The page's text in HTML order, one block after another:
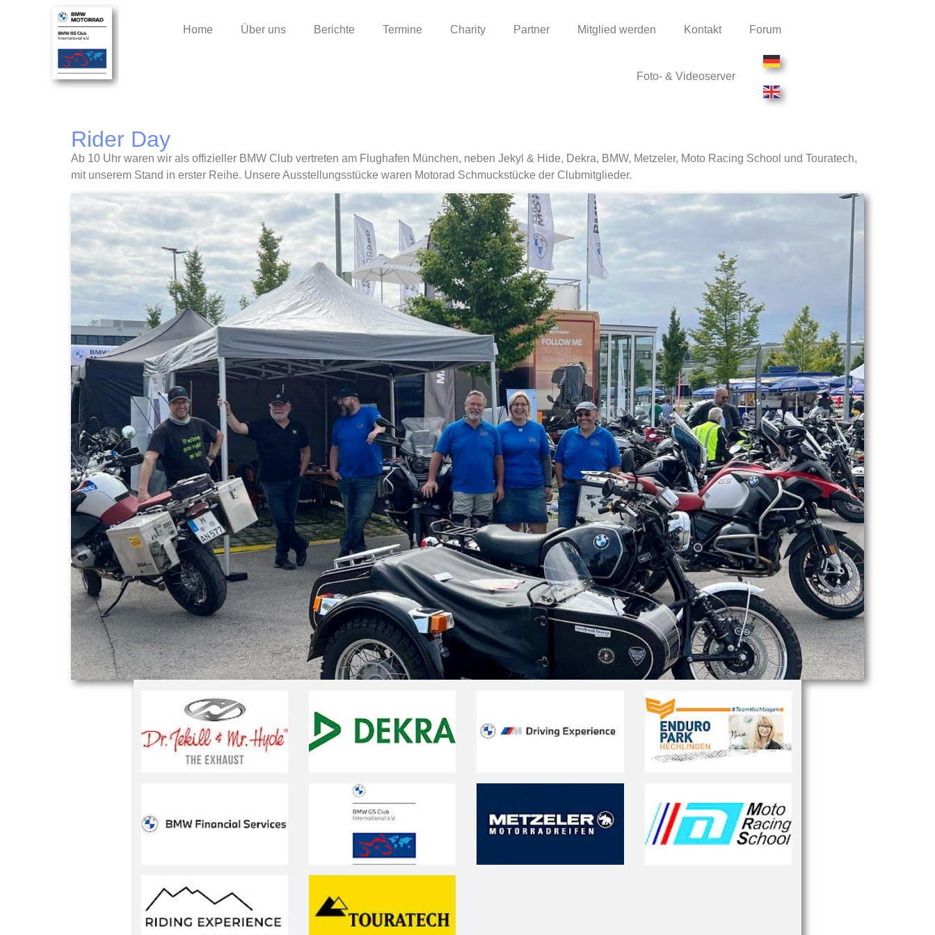
Home Über uns Berichte Termine Charity Partner Mitglied werden Kontakt Forum
Foto- & Videoserver
Rider Day
Ab 10 Uhr waren wir als offizieller BMW Club vertreten am Flughafen München, neben Jekyl & Hide, Dekra, BMW, Metzeler, Moto Racing School und Touratech,
mit unserem Stand in erster Reihe. Unsere Ausstellungsstücke waren Motorad Schmuckstücke der Clubmitglieder.